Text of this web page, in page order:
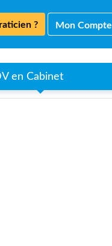
? Mon Compte
en Cabinet